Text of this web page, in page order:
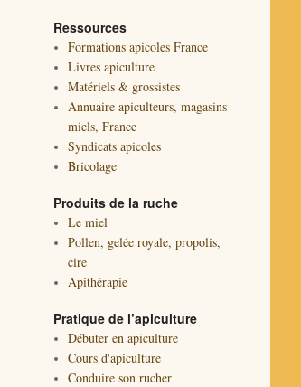
Ressources
Formations apicoles France
Livres apiculture
Matériels & grossistes
Annuaire apiculteurs, magasins
miels, France
Syndicats apicoles
Bricolage
Produits de la ruche
Le miel
Pollen, gelée royale, propolis,
cire
Apithérapie
Pratique de l’apiculture
Débuter en apiculture
Cours d'apiculture
Conduire son rucher